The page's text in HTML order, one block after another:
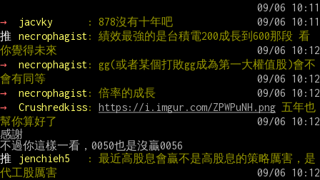
→ jacvky
: 878沒有十年吧
推
necrophagist: 績效最強的是台積電200成長到600那段 看
你覺得未來
→
necrophagist: gg(或者某個打敗gg成為第一大權值股)會不
會有同等
→
necrophagist: 倍率的成長
→
Crushredkiss: https://i.imgur.com/ZPWPuNH.png 五年也
幫你算好了
感謝
推
jenchieh5
: 最近高股息會贏不是高股息的策略厲害，是
代工股厲害